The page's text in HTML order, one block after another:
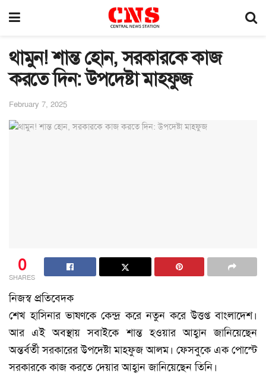
থামুন! শান্ত হোন, সরকারকে কাজ
করতে দিন: উপদেষ্টা মাহফুজ
February 7, 2025
0
SHARES
নিজস্ব প্রতিবেদক
শেখ হাসিনার ভাষণকে কেন্দ্র করে নতুন করে উত্তপ্ত বাংলাদেশ।
আর এই অবস্থায় সবাইকে শান্ত হওয়ার আহ্বান জানিয়েছেন
অন্তর্বর্তী সরকারের উপদেষ্টা মাহফুজ আলম। ফেসবুকে এক পোস্টে
সরকারকে কাজ করতে দেয়ার আহ্বান জানিয়েছেন তিনি।